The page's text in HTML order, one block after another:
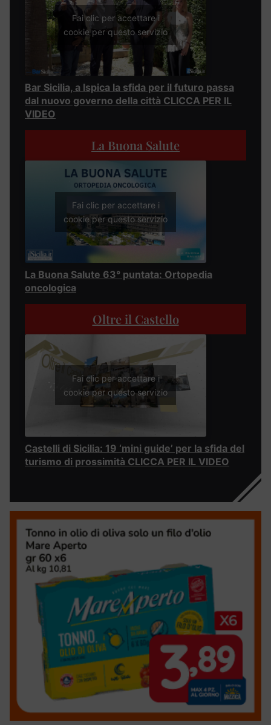
Fai clic per accettare i
cookie per questo servizio
Bar Sicilia, a Ispica la sfida per il futuro passa
dal nuovo governo della città CLICCA PER IL
VIDEO
La Buona Salute
Fai clic per accettare i
cookie per questo servizio
La Buona Salute 63° puntata: Ortopedia
oncologica
Oltre il Castello
Fai clic per accettare i
cookie per questo servizio
Castelli di Sicilia: 19 ‘mini guide’ per la sfida del
turismo di prossimità CLICCA PER IL VIDEO